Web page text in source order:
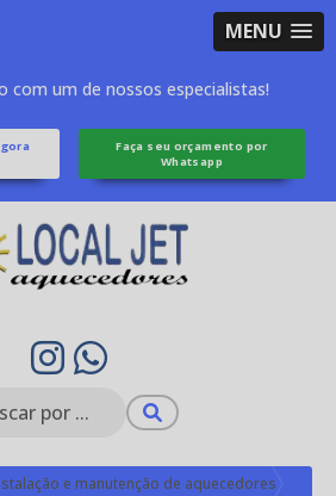
MENU
com um de nossos especialistas!
Faça seu orçamento por
Whatsapp
e manutenção de aquecedores